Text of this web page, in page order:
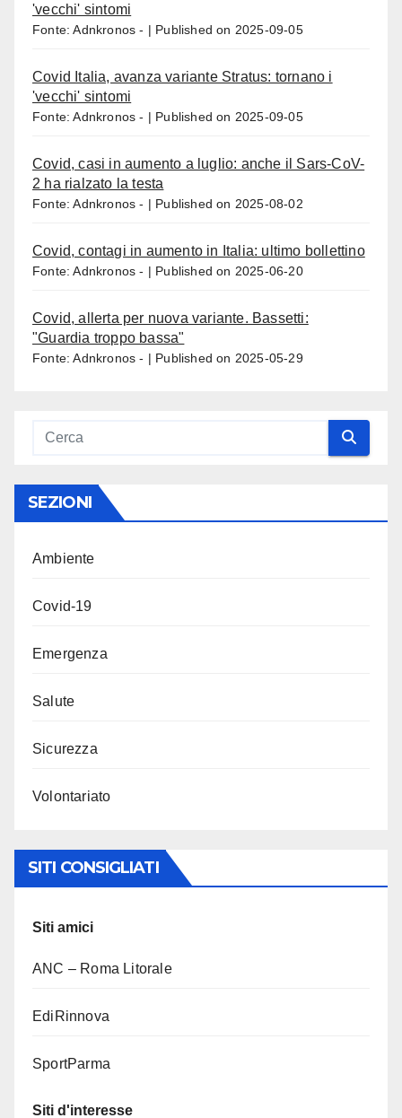
'vecchi' sintomi
Fonte: Adnkronos - Published on 2025-09-05
Covid Italia, avanza variante Stratus: tornano i
'vecchi' sintomi
Fonte: Adnkronos - Published on 2025-09-05
Covid, casi in aumento a luglio: anche il Sars-CoV-
2 ha rialzato la testa
Fonte: Adnkronos - Published on 2025-08-02
Covid, contagi in aumento in Italia: ultimo bollettino
Fonte: Adnkronos - Published on 2025-06-20
Covid, allerta per nuova variante. Bassetti:
"Guardia troppo bassa"
Fonte: Adnkronos - Published on 2025-05-29
SEZIONI
Ambiente
Covid-19
Emergenza
Salute
Sicurezza
Volontariato
SITI CONSIGLIATI
Siti amici
ANC – Roma Litorale
EdiRinnova
SportParma
Siti d'interesse